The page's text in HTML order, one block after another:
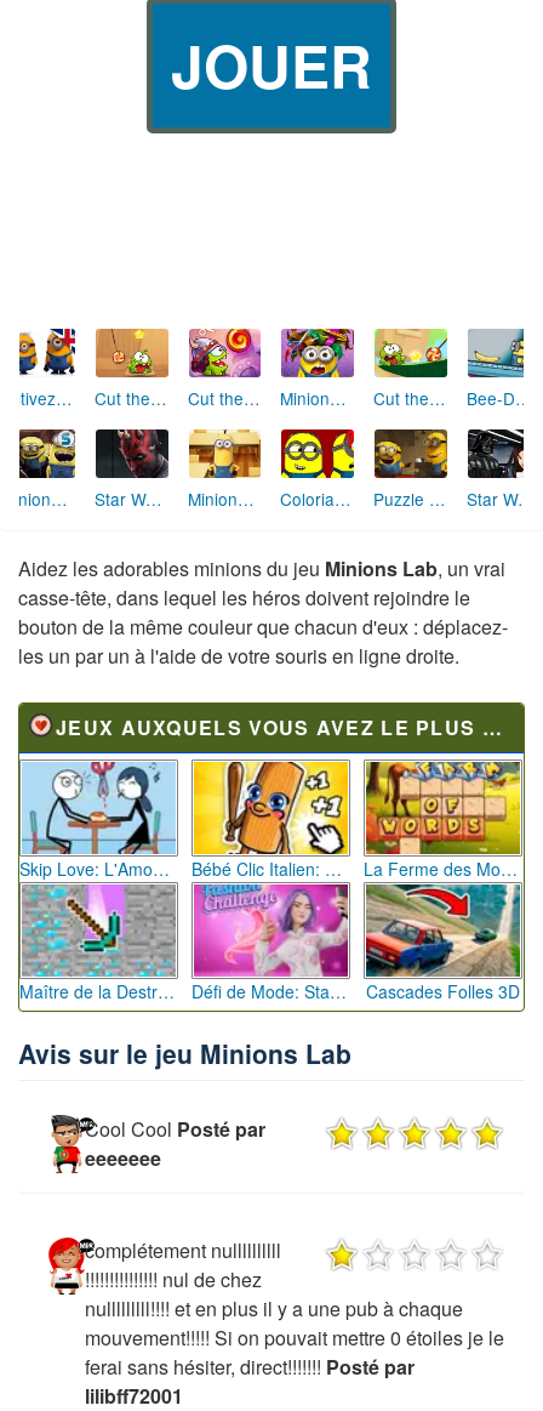
JOUER
Activez les Minions (anglais) Cut the Rope Cut the Rope Time Travel Minions Coiffure tendance Cut the Rope 2 Bee-Do Minion
Minions Objets Cachés Star Wars : Attaque des Sith Minions : test scolaire Coloriage Minions Puzzle Minion 2 Star Wars : Dark Vador Coiffure
Aidez les adorables minions du jeu Minions Lab, un vrai
casse-tête, dans lequel les héros doivent rejoindre le
bouton de la même couleur que chacun d'eux : déplacez-
les un par un à l'aide de votre souris en ligne droite.
JEUX AUXQUELS VOUS AVEZ LE PLUS JOUÉ
Skip Love: L'Amour en Péril Bébé Clic Italien: La Folie des Petits Bambins La Ferme des Mots - Cultivez votre Vocabulaire
Maître de la Destruction: Fusion de Pioches Défi de Mode: Star du Podium Cascades Folles 3D
Avis sur le jeu Minions Lab
Cool Cool Posté par
eeeeeee
complétement nullllllllll
!!!!!!!!!!!!!!! nul de chez
nulllllllll!!!! et en plus il y a une pub à chaque
mouvement!!!!! Si on pouvait mettre 0 étoiles je le
ferai sans hésiter, direct!!!!!!! Posté par
lilibff72001